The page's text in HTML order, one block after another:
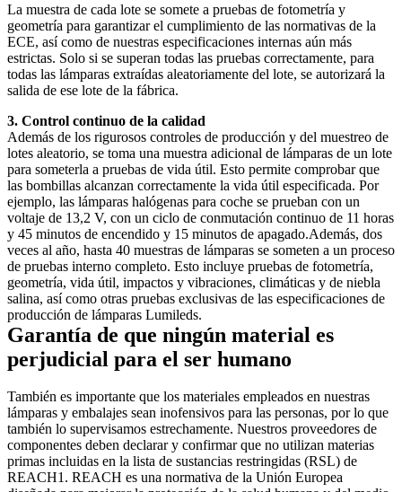
La muestra de cada lote se somete a pruebas de fotometría y
geometría para garantizar el cumplimiento de las normativas de la
ECE, así como de nuestras especificaciones internas aún más
estrictas. Solo si se superan todas las pruebas correctamente, para
todas las lámparas extraídas aleatoriamente del lote, se autorizará la
salida de ese lote de la fábrica.
3. Control continuo de la calidad
Además de los rigurosos controles de producción y del muestreo de
lotes aleatorio, se toma una muestra adicional de lámparas de un lote
para someterla a pruebas de vida útil. Esto permite comprobar que
las bombillas alcanzan correctamente la vida útil especificada. Por
ejemplo, las lámparas halógenas para coche se prueban con un
voltaje de 13,2 V, con un ciclo de conmutación continuo de 11 horas
y 45 minutos de encendido y 15 minutos de apagado.Además, dos
veces al año, hasta 40 muestras de lámparas se someten a un proceso
de pruebas interno completo. Esto incluye pruebas de fotometría,
geometría, vida útil, impactos y vibraciones, climáticas y de niebla
salina, así como otras pruebas exclusivas de las especificaciones de
producción de lámparas Lumileds.
Garantía de que ningún material es
perjudicial para el ser humano
También es importante que los materiales empleados en nuestras
lámparas y embalajes sean inofensivos para las personas, por lo que
también lo supervisamos estrechamente. Nuestros proveedores de
componentes deben declarar y confirmar que no utilizan materias
primas incluidas en la lista de sustancias restringidas (RSL) de
REACH1. REACH es una normativa de la Unión Europea